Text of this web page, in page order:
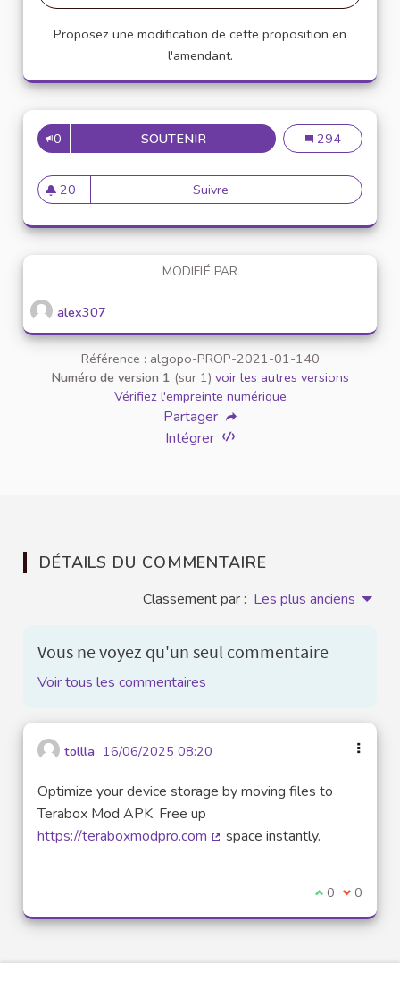
Proposez une modification de cette proposition en
l'amendant.
0 SOUTENIRMISE EN PLACE DEMise en place
294
20
20 abonnés
Suivre Mise en place de référents
MODIFIÉ PAR
alex307
Référence : algopo-PROP-2021-01-140
Numéro de version 1 (sur 1) voir les autres versions
Vérifiez l'empreinte numérique
Partager
Intégrer
DÉTAILS DU COMMENTAIRE
Classement par : Les plus anciens
Vous ne voyez qu'un seul commentaire
Voir tous les commentaires
tollla 16/06/2025 08:20
Optimize your device storage by moving files to
Terabox Mod APK. Free up
https://teraboxmodpro.com
space instantly.
Je suis
0 Je ne
0